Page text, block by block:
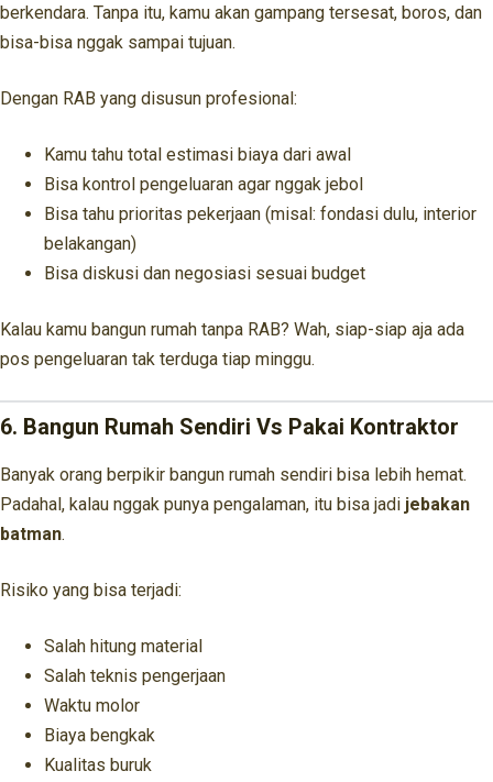
berkendara. Tanpa itu, kamu akan gampang tersesat, boros, dan
bisa-bisa nggak sampai tujuan.
Dengan RAB yang disusun profesional:
Kamu tahu total estimasi biaya dari awal
Bisa kontrol pengeluaran agar nggak jebol
Bisa tahu prioritas pekerjaan (misal: fondasi dulu, interior
belakangan)
Bisa diskusi dan negosiasi sesuai budget
Kalau kamu bangun rumah tanpa RAB? Wah, siap-siap aja ada
pos pengeluaran tak terduga tiap minggu.
6. Bangun Rumah Sendiri Vs Pakai Kontraktor
Banyak orang berpikir bangun rumah sendiri bisa lebih hemat.
Padahal, kalau nggak punya pengalaman, itu bisa jadi jebakan
batman.
Risiko yang bisa terjadi:
Salah hitung material
Salah teknis pengerjaan
Waktu molor
Biaya bengkak
Kualitas buruk